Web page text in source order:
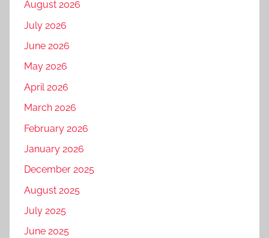
August 2026
July 2026
June 2026
May 2026
April 2026
March 2026
February 2026
January 2026
December 2025
August 2025
July 2025
June 2025